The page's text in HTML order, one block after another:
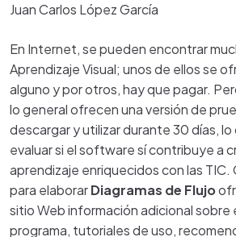
Juan Carlos López García
En Internet, se pueden encontrar
Aprendizaje Visual; unos de ellos se
alguno y por otros, hay que pagar.
lo general ofrecen una versión de
descargar y utilizar durante 30 días, lo
evaluar si el software sí contribuye a
aprendizaje enriquecidos con las TIC.
para elaborarDiagramas de Flujo
sitio Web información adicional sobre
programa, tutoriales de uso,